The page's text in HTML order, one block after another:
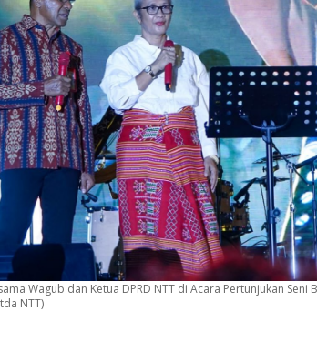
Wagub dan Ketua DPRD NTT di Acara Pertunjukan
NTT)